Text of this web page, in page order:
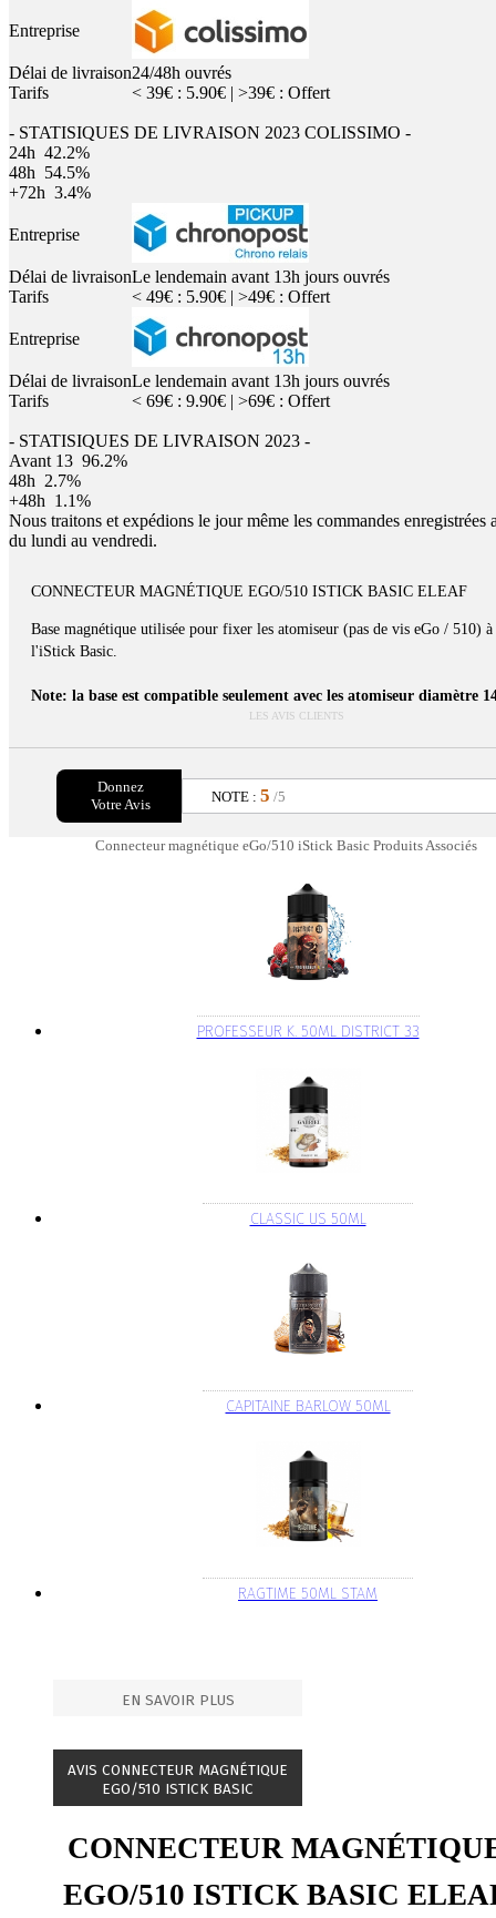
Entreprise
Délai de livraison24/48h ouvrés
Tarifs
< 39€ : 5.90€ | >39€ : Offert
- STATISIQUES DE LIVRAISON 2023 COLISSIMO -
24h 42.2%
48h 54.5%
+72h 3.4%
Entreprise
Délai de livraisonLe lendemain avant 13h jours ouvrés
Tarifs
< 49€ : 5.90€ | >49€ : Offert
Entreprise
Délai de livraisonLe lendemain avant 13h jours ouvrés
Tarifs
< 69€ : 9.90€ | >69€ : Offert
- STATISIQUES DE LIVRAISON 2023 -
Avant 13 96.2%
48h 2.7%
+48h 1.1%
Nous traitons et expédions le jour même les commandes enregistrées
du lundi au vendredi.
CONNECTEUR MAGNÉTIQUE EGO/510 ISTICK BASIC ELEAF
Base magnétique utilisée pour fixer les atomiseur (pas de vis eGo / 510) à
l'iStick Basic.
Note: la base est compatible seulement avec les atomiseur diamètre
LES AVIS CLIENTS
Donnez
Votre Avis
NOTE : 5 /5
Connecteur magnétique eGo/510 iStick Basic Produits Associés
PROFESSEUR K. 50ML DISTRICT 33
CLASSIC US 50ML
CAPITAINE BARLOW 50ML
RAGTIME 50ML STAM
EN SAVOIR PLUS
AVIS CONNECTEUR MAGNÉTIQUE
EGO/510 ISTICK BASIC
CONNECTEUR
EGO/510 ISTICK BASIC